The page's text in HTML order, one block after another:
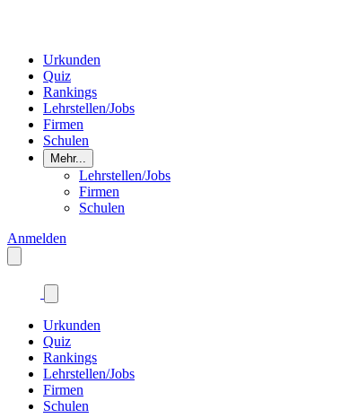
Urkunden
Quiz
Rankings
Lehrstellen/Jobs
Firmen
Schulen
Mehr...
Lehrstellen/Jobs
Firmen
Schulen
Anmelden
Urkunden
Quiz
Rankings
Lehrstellen/Jobs
Firmen
Schulen